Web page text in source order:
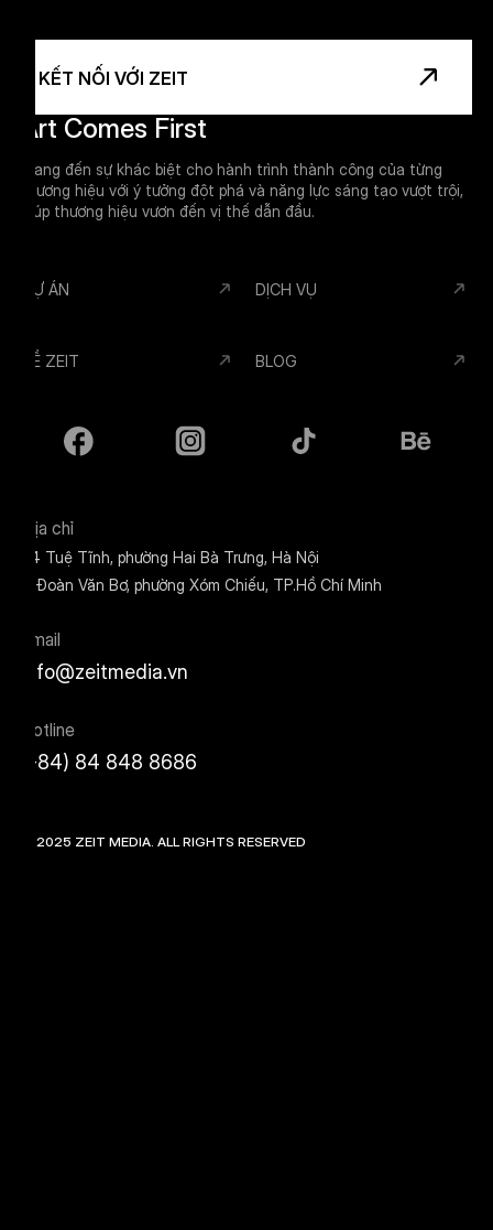
Art Comes First
Mang đến sự khác biệt cho hành trình thành công của từng
thương hiệu với ý tưởng đột phá và năng lực sáng tạo vượt trội,
giúp thương hiệu vươn đến vị thế dẫn đầu.
KẾT NỐI VỚI ZEIT
DỰ ÁN DỊCH VỤ
VỀ ZEIT BLOG
Địa chỉ
24 Tuệ Tĩnh, phường Hai Bà Trưng, Hà Nội
9 Đoàn Văn Bơ, phường Xóm Chiếu, TP.Hồ Chí Minh
Email
info@zeitmedia.vn
Hotline
(+84) 84 848 8686
2025 ZEIT MEDIA. ALL RIGHTS RESERVED